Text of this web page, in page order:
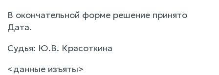
В окончательной форме решение принято
Дата.
Судья: Ю.В. Красоткина
<данные изъяты>